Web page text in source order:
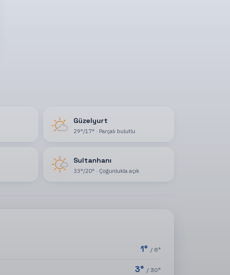
Güzelyurt
29°/17° · Parçalı bulutlu
Sultanhanı
33°/20° · Çoğunlukla açık
1° /6°
3° / 30°